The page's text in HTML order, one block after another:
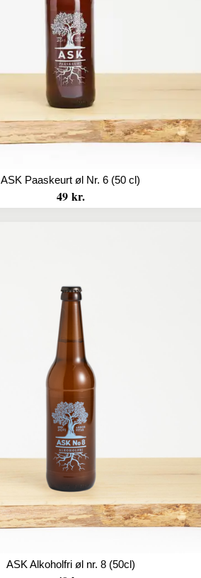
ASK Paaskeurt øl Nr. 6 (50 cl)
49 kr.
ASK Alkoholfri øl nr. 8 (50cl)